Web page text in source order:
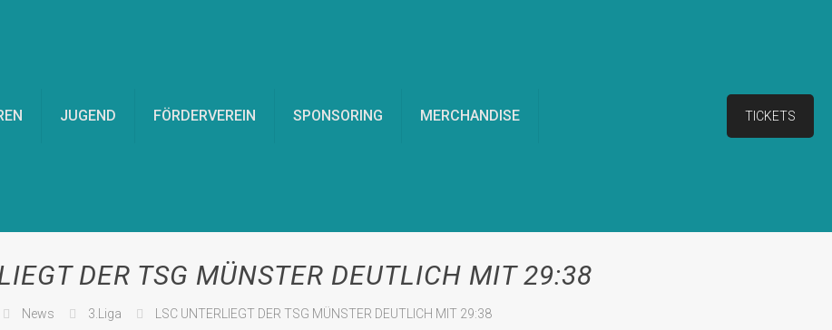
JUGEND FÖRDERVEREIN SPONSORING MERCHANDISE TICKETS
DER TSG MÜNSTER DEUTLICH MIT 29:38
News 3.Liga LSC UNTERLIEGT DER TSG MÜNSTER DEUTLICH MIT 29:38